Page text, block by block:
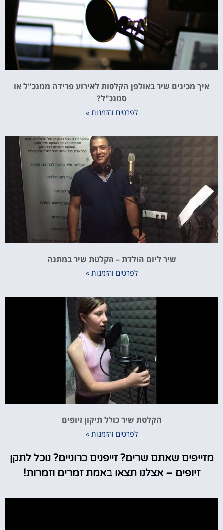
איך מכינים שיר באולפן הקלטות לאירוע פרידה ממנכ"ל או
סמנכ"ל?
לפרטים והזמנות »
שיר ליום הולדת – הקלטת שיר במתנה
לפרטים והזמנות »
הקלטת שיר כולל תיקון זיופים
לפרטים והזמנות »
מזייפים שאתם שרים? זייפנים כרוניים? נוכל לתקן
זיופים – אצלנו תצאו באמת זמרים וזמרות!